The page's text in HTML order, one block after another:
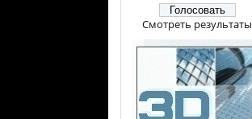
Смотреть результаты